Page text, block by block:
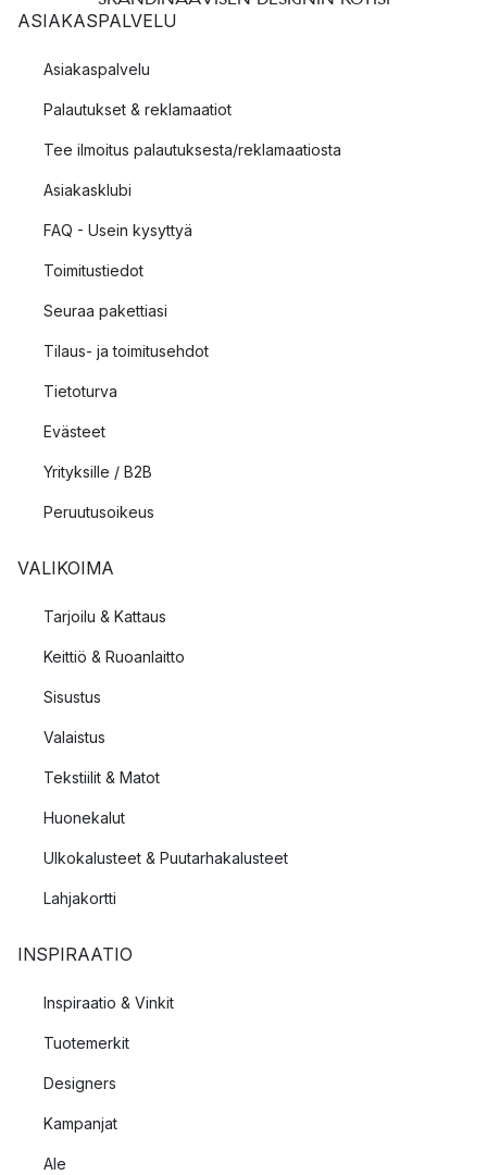
ASIAKASPALVELU
Asiakaspalvelu
Palautukset & reklamaatiot
Tee ilmoitus palautuksesta/reklamaatiosta
Asiakasklubi
FAQ - Usein kysyttyä
Toimitustiedot
Seuraa pakettiasi
Tilaus- ja toimitusehdot
Tietoturva
Evästeet
Yrityksille / B2B
Peruutusoikeus
VALIKOIMA
Tarjoilu & Kattaus
Keittiö & Ruoanlaitto
Sisustus
Valaistus
Tekstiilit & Matot
Huonekalut
Ulkokalusteet & Puutarhakalusteet
Lahjakortti
INSPIRAATIO
Inspiraatio & Vinkit
Tuotemerkit
Designers
Kampanjat
Ale